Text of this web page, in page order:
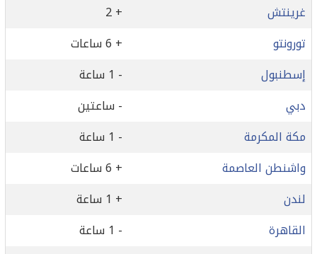
غرينتش
+ 2
تورونتو
+ 6 ساعات
إسطنبول
- 1 ساعة
دبي
- ساعتين
مكة المكرمة
- 1 ساعة
واشنطن العاصمة
+ 6 ساعات
لندن
+ 1 ساعة
القاهرة
- 1 ساعة